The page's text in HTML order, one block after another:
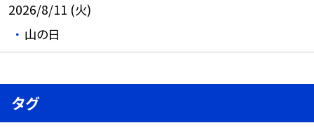
2026/8/11 (火)
山の日
タグ